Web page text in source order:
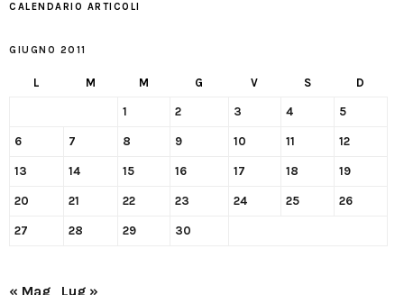
CALENDARIO ARTICOLI
GIUGNO 2011
L M M G V S D
1 2 3 4 5
6 7 8 9 10 11 12
13 14 15 16 17 18 19
20 21 22 23 24 25 26
27 28 29 30
« Mag Lug »